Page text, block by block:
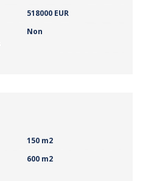
518000 EUR
Non
150 m2
600 m2